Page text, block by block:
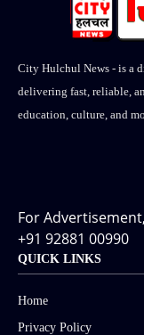
City Hulchul News - is a
delivering fast, reliable,
education, culture, and
For
+91 92881 00990
QUICK LINKS
Home
Privacy Policy